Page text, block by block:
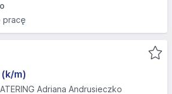
pracę
m)
Adriana Andrusieczko